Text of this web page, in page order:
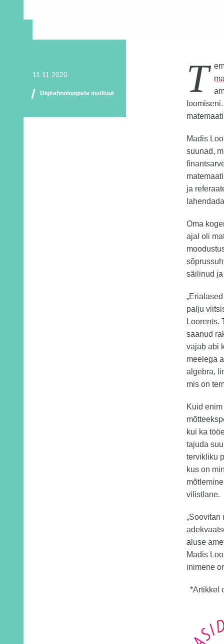
11.11.2020
Digitehnoloogiate instituut T
Madis
suunad,
ja
Oma
ajal oli
säilinud
palju
Loorents.
saanud
vajab abi
meelega
algebra,
mis on
Kuid
kui ka
tajuda
tervikliku
kus on
vilistlane.
„Soovitan
aluse
Madis
inimene
*Artikkel